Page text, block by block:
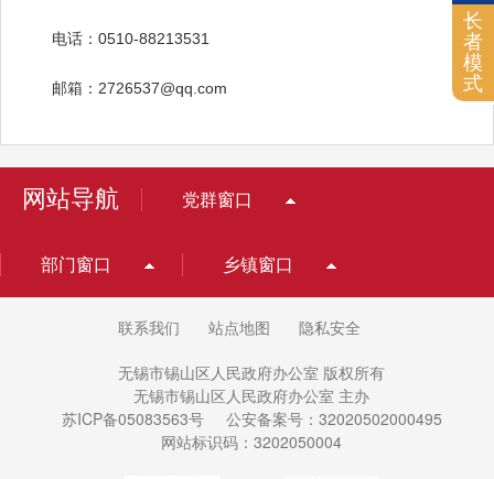
电话：0510-88213531
邮箱：2726537@qq.com
网站导航 党群窗口
部门窗口 乡镇窗口
联系我们 站点地图 隐私安全
无锡市锡山区人民政府办公室 版权所有
无锡市锡山区人民政府办公室 主办
苏ICP备05083563号
公安备案号：32020502000495
网站标识码：3202050004
长
者
模
式